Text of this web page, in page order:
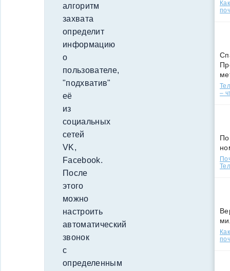
алгоритм
захвата
определит
информацию
о
пользователе,
"подхватив"
её
из
социальных
сетей
VK,
Facebook.
После
этого
можно
настроить
автоматический
звонок
с
определенным
–